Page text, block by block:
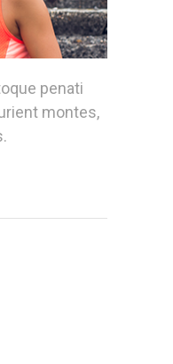
penati
montes,